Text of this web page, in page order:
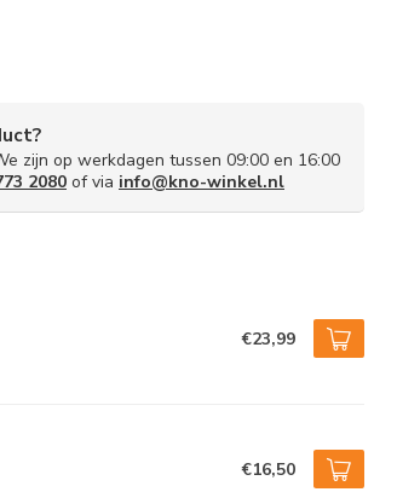
zijn op werkdagen tussen 09:00 en 16:00
2080 of via info@kno-winkel.nl
€23,99
€16,50